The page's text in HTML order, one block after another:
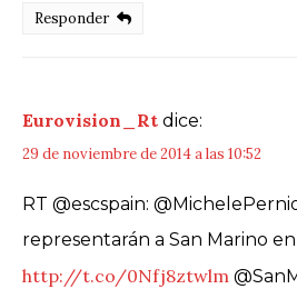
Responder
Eurovision_Rt dice:
29 de noviembre de 2014 a las 10:52
RT @escspain:
representarán a San Marino
http://t.co/0Nfj8ztwlm